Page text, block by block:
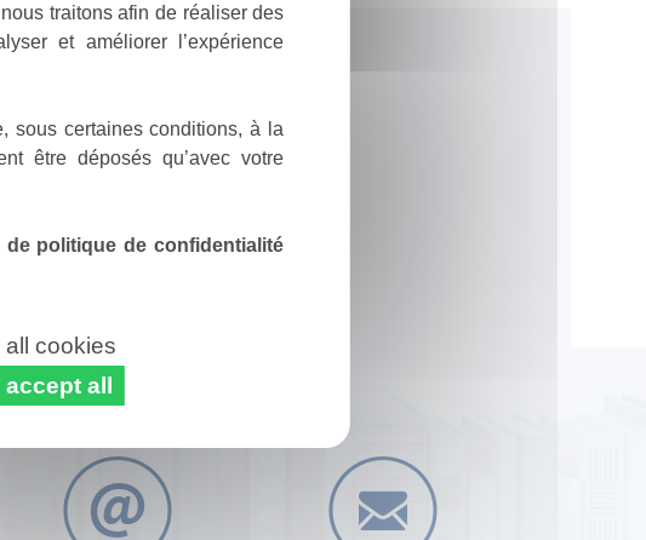
traitons afin de réaliser des
et améliorer l’expérience
sous certaines conditions, à la
être déposés qu’avec votre
politique de confidentialité
all cookies
accept all